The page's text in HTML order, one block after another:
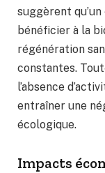
suggèrent
bénéficier à la
régénération
constantes.
l’absence
entraîner une
écologique.
Impacts